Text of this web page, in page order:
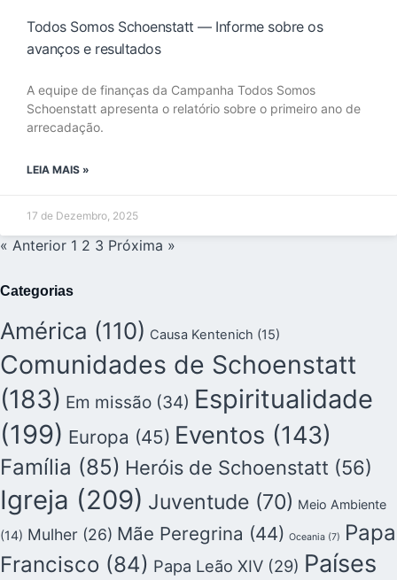
Todos Somos Schoenstatt — Informe sobre os
avanços e resultados
A equipe de finanças da Campanha Todos Somos
Schoenstatt apresenta o relatório sobre o primeiro ano de
arrecadação.
LEIA MAIS »
17 de Dezembro, 2025
« Anterior 1 2 3 Próxima »
Categorias
América (110) Causa Kentenich (15)
Comunidades de Schoenstatt
(183) Em missão (34) Espiritualidade
(199) Europa (45) Eventos (143)
Família (85) Heróis de Schoenstatt (56)
Igreja (209) Juventude (70) Meio Ambiente
(14) Mulher (26) Mãe Peregrina (44) Oceania (7)
Papa
Francisco (84) Papa Leão XIV (29) Países